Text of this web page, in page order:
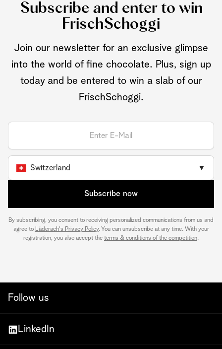
Subscribe and enter to win
FrischSchoggi
Join our newsletter for an exclusive glimpse
into the world of fine chocolate. Plus, sign up
today and be entered to win a slab of our
FrischSchoggi.
Switzerland ▼
Subscribe now
By subscribing, you consent to receiving personalized communications from us and
agree to Läderach's Privacy Policy. You can unsubscribe at any time. With your
registration, you also accept the terms & conditions of the competition.
Follow us
LinkedIn